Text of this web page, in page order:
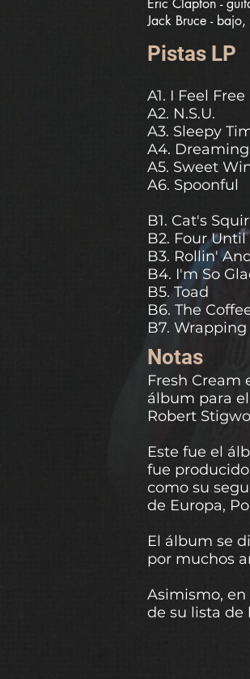
Eric Clapton -
Jack Bruce -
Pistas LP
A1. I Feel Free
A2. N.S.U.
A3. Sleepy
A4. Dreaming
A5. Sweet
A6. Spoonful
B1. Cat's
B2. Four Until
B3. Rollin'
B4. I'm So
B5. Toad
B6. The
B7.
Notas
Fresh Cream
álbum para
Robert
Este fue el
fue
como su
de Europa,
El álbum se
por muchos
Asimismo, en
de su lista de